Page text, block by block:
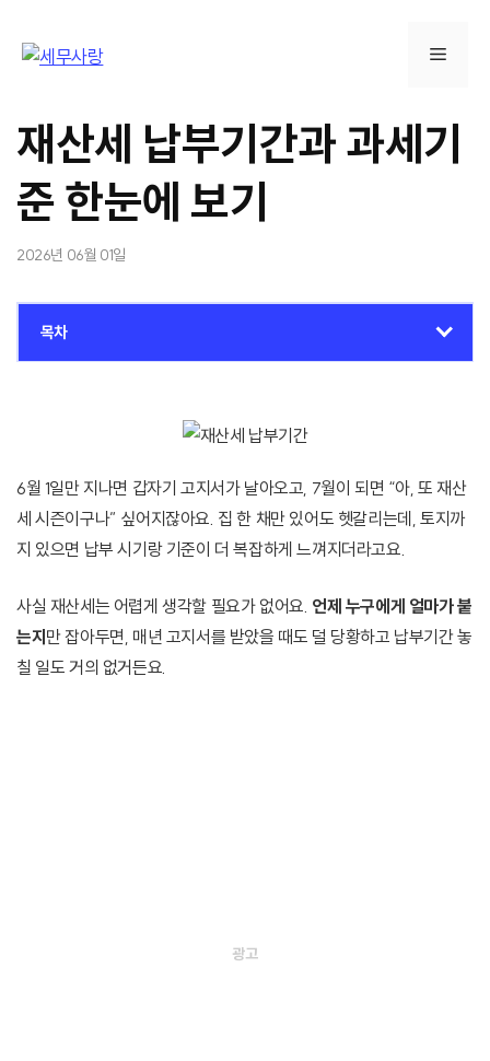
메
뉴
재산세 납부기간과 과세기
준 한눈에 보기
2026년 06월 01일
목차
6월 1일만 지나면 갑자기 고지서가 날아오고, 7월이 되면 “아, 또 재산
세 시즌이구나” 싶어지잖아요. 집 한 채만 있어도 헷갈리는데, 토지까
지 있으면 납부 시기랑 기준이 더 복잡하게 느껴지더라고요.
사실 재산세는 어렵게 생각할 필요가 없어요. 언제 누구에게 얼마가 붙
는지 만 잡아두면, 매년 고지서를 받았을 때도 덜 당황하고 납부기간 놓
칠 일도 거의 없거든요.